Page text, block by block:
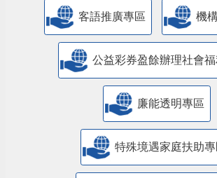
客語推廣專區 機
公益彩券盈餘辦理社會
廉能透明專區
特殊境遇家庭扶助專